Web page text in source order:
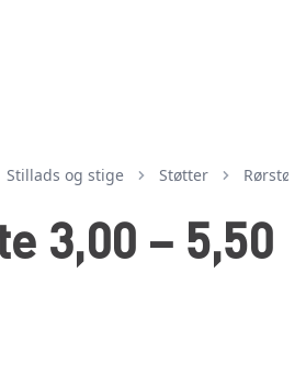
stillads og stige støtter
3,00 – 5,50